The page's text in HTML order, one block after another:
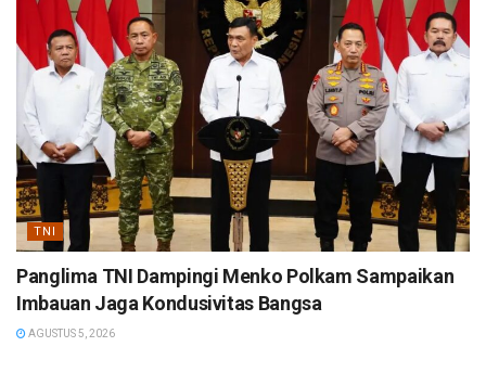
TNI
Panglima TNI Dampingi Menko Polkam Sampaikan
Imbauan Jaga Kondusivitas Bangsa
AGUSTUS 5, 2026